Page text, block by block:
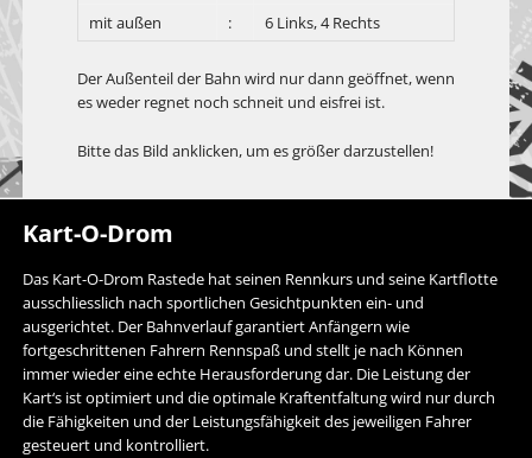
mit außen
: 6 Links, 4 Rechts
Der Außenteil der Bahn wird nur dann geöffnet, wenn
es weder regnet noch schneit und eisfrei ist.
Bitte das Bild anklicken, um es größer darzustellen!
Kart-O-Drom
Das Kart-O-Drom Rastede hat seinen Rennkurs und seine Kartflotte
ausschliesslich nach sportlichen Gesichtpunkten ein- und
ausgerichtet. Der Bahnverlauf garantiert Anfängern wie
fortgeschrittenen Fahrern Rennspaß und stellt je nach Können
immer wieder eine echte Herausforderung dar. Die Leistung der
Kart‘s ist optimiert und die optimale Kraftentfaltung wird nur durch
die Fähigkeiten und der Leistungsfähigkeit des jeweiligen Fahrer
gesteuert und kontrolliert.